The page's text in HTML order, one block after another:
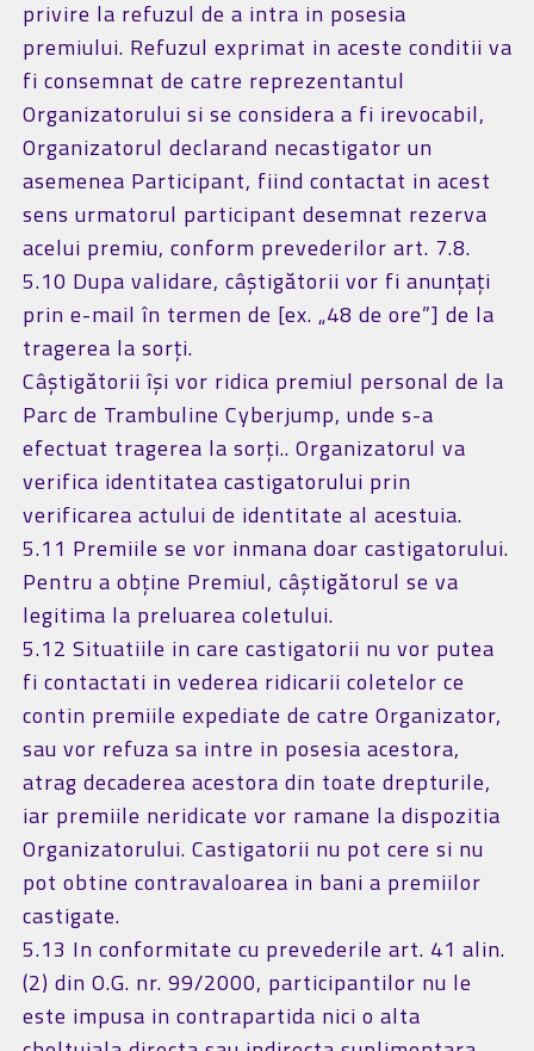
privire la refuzul de a intra in posesia
premiului. Refuzul exprimat in aceste conditii va
fi consemnat de catre reprezentantul
Organizatorului si se considera a fi irevocabil,
Organizatorul declarand necastigator un
asemenea Participant, fiind contactat in acest
sens urmatorul participant desemnat rezerva
acelui premiu, conform prevederilor art. 7.8.
5.10 Dupa validare, câștigătorii vor fi anunțați
prin e-mail în termen de [ex. „48 de ore”] de la
tragerea la sorți.
Câștigătorii își vor ridica premiul personal de la
Parc de Trambuline Cyberjump, unde s-a
efectuat tragerea la sorți.. Organizatorul va
verifica identitatea castigatorului prin
verificarea actului de identitate al acestuia.
5.11 Premiile se vor inmana doar castigatorului.
Pentru a obţine Premiul, câştigătorul se va
legitima la preluarea coletului.
5.12 Situatiile in care castigatorii nu vor putea
fi contactati in vederea ridicarii coletelor ce
contin premiile expediate de catre Organizator,
sau vor refuza sa intre in posesia acestora,
atrag decaderea acestora din toate drepturile,
iar premiile neridicate vor ramane la dispozitia
Organizatorului. Castigatorii nu pot cere si nu
pot obtine contravaloarea in bani a premiilor
castigate.
5.13 In conformitate cu prevederile art. 41 alin.
(2) din O.G. nr. 99/2000, participantilor nu le
este impusa in contrapartida nici o alta